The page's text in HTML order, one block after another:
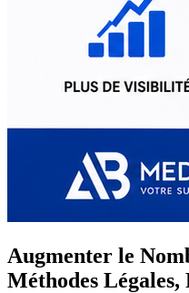
Augmenter le
Méthodes Légales,